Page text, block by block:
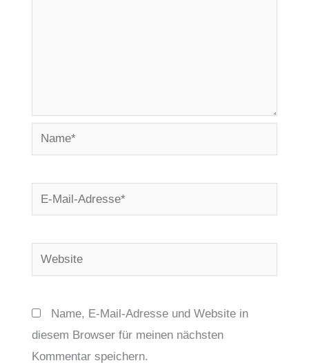
Name*
E-
Mail-
Website
Name, E-Mail-Adresse und Website in
diesem Browser für meinen nächsten
Kommentar speichern.